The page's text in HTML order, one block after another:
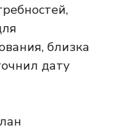
близка
дату